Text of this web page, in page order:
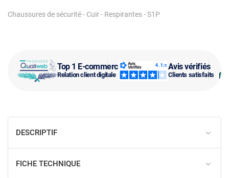
Top 1 E-commerce
Relation client digitale
Avis vérifiés
Clients satisfaits
Chaussures de sécurité - Cuir - Respirantes - S1P
DESCRIPTIF
FICHE TECHNIQUE